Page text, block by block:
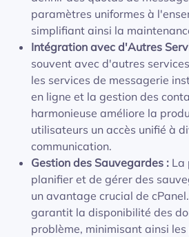
paramètres uniformes à
simplifiant ainsi la
Intégration avec d'Autres
souvent avec d'autres
les services de messagerie
en ligne et la gestion des
harmonieuse améliore la
utilisateurs un accès unifié à
communication.
Gestion des Sauvegardes : La
planifier et de gérer des
un avantage crucial de
garantit la disponibilité des
problème, minimisant ainsi